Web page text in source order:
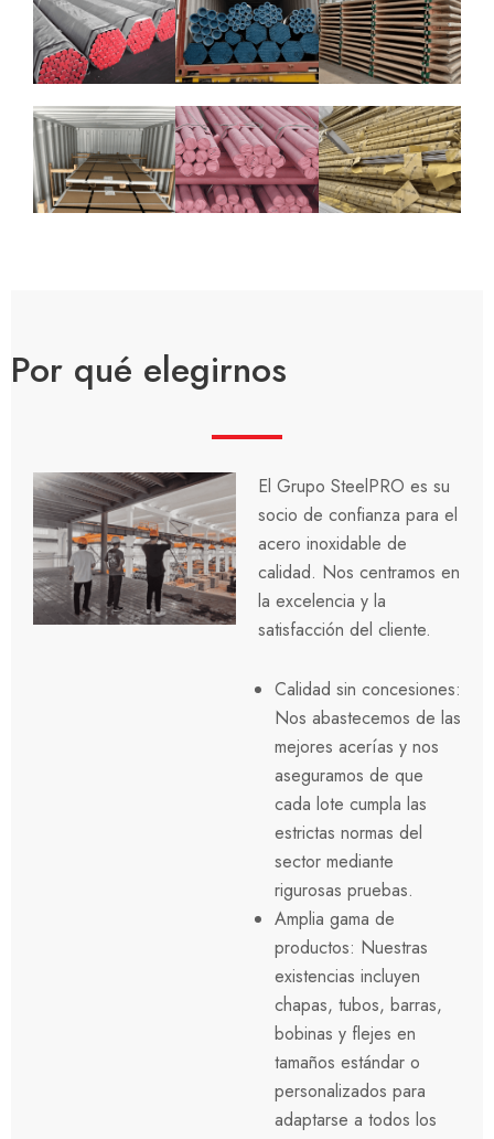
Por qué elegirnos
El Grupo SteelPRO es su
socio de confianza para el
acero inoxidable de
calidad. Nos centramos en
la excelencia y la
satisfacción del cliente.
Calidad sin concesiones:
Nos abastecemos de las
mejores acerías y nos
aseguramos de que
cada lote cumpla las
estrictas normas del
sector mediante
rigurosas pruebas.
Amplia gama de
productos: Nuestras
existencias incluyen
chapas, tubos, barras,
bobinas y flejes en
tamaños estándar o
personalizados para
adaptarse a todos los